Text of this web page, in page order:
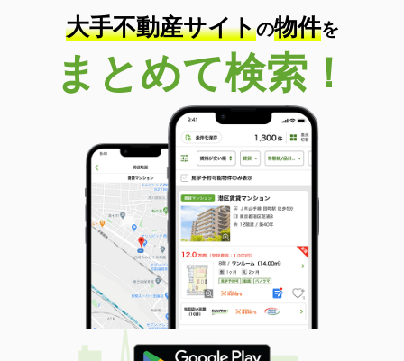
大手不動産サイトの物件を
まとめて検索！